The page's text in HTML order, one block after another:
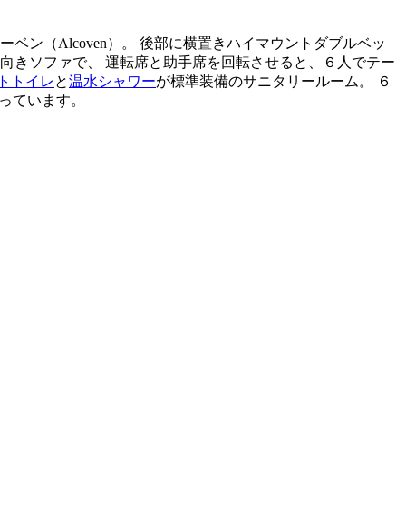
ベン（Alcoven）。 後部に横置きハイマウントダブルベッ
きソファで、 運転席と助手席を回転させると、６人でテー
トイレ と温水シャワーが標準装備のサニタリールーム。 ６
ています。